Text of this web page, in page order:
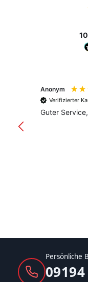
Anonym
Verifizierter
Guter
Persönliche